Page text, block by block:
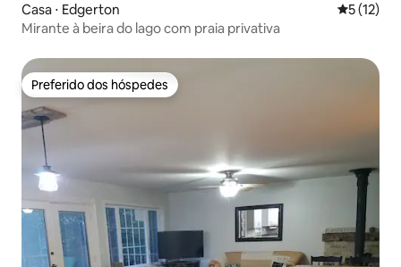
Casa ⋅ Edgerton 5 de uma
5 (12)
Mirante à beira do lago com praia privativa
Preferido dos hóspedes
Preferido dos hóspedes